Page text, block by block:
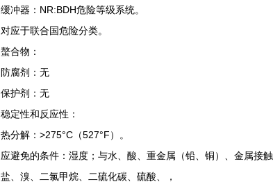
缓冲器： NR:BDH危险等级系统。
对应于联合国危险分类。
螯合物：
防腐剂：无
保护剂：无
稳定性和反应性：
热分解： >275°C （527°F）。
应避免的条件：湿度；与水、酸、重金属（铅、铜）、金属接触
盐、溴、二氯甲烷、二硫化碳、硫酸、，